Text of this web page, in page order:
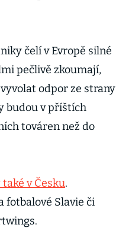
čelí v Evropě silné
pečlivě zkoumají,
odpor ze strany
budou v příštích
továren než do
v Česku.
fotbalové Slavie či